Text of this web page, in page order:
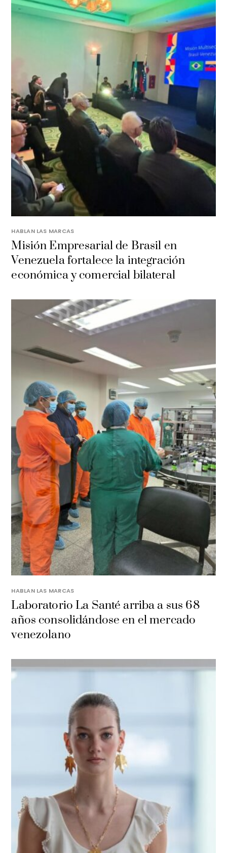
HABLAN LAS MARCAS
Misión Empresarial de Brasil en
Venezuela fortalece la integración
económica y comercial bilateral
HABLAN LAS MARCAS
Laboratorio La Santé arriba a sus 68
años consolidándose en el mercado
venezolano